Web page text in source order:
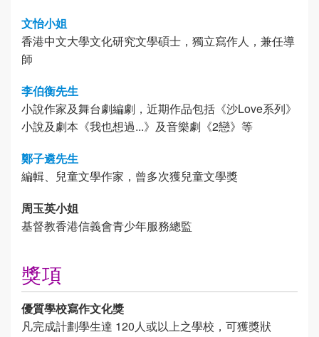
文怡小姐
香港中文大學文化研究文學碩士，獨立寫作人，兼任導
師
李伯衡先生
小說作家及舞台劇編劇，近期作品包括《沙Love系列》
小說及劇本《我也想過...》及音樂劇《2戀》等
鄭子遴先生
編輯、兒童文學作家，曾多次獲兒童文學獎
周玉英小姐
基督教香港信義會青少年服務總監
獎項
優質學校寫作文化獎
凡完成計劃學生達 120人或以上之學校，可獲獎狀